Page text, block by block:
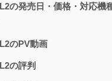
の発売日・価格・対応機
のPV動画
の評判